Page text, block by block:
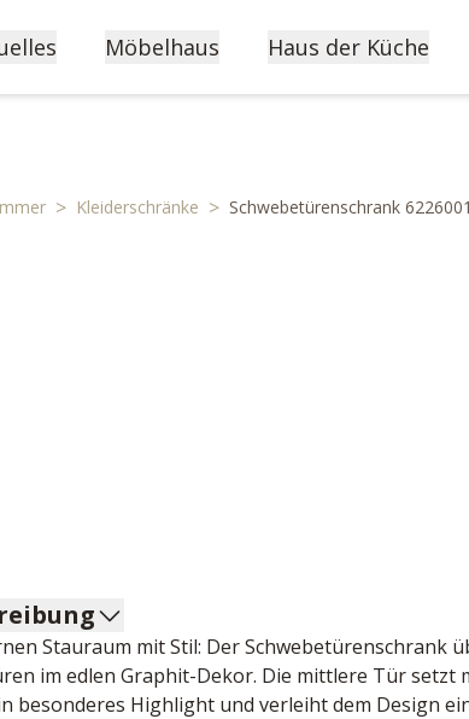
Möbelhaus Haus der Küche
> Kleiderschränke > Schwebetürenschrank
Stauraum mit Stil: Der Schwebetürenschrank
im edlen Graphit-Dekor. Die mittlere Tür setzt
besonderes Highlight und verleiht dem Design